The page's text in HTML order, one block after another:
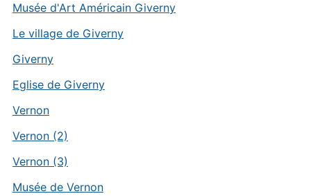
Musée d'Art Américain Giverny
Le village de Giverny
Giverny
Eglise de Giverny
Vernon
Vernon (2)
Vernon (3)
Musée de Vernon